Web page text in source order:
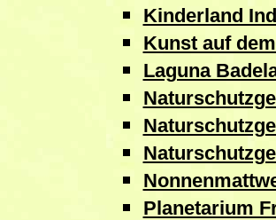
Kinderland
Kunst auf
Laguna
Planetarium